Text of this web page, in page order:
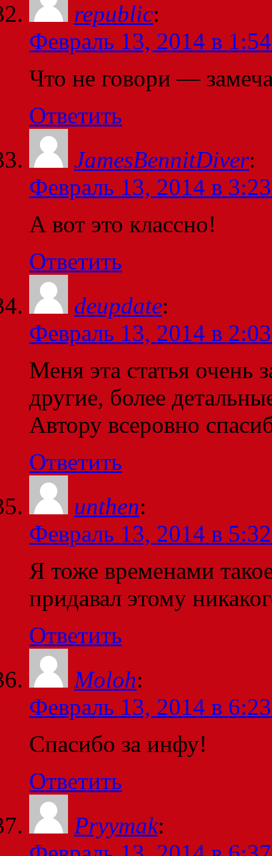
republic:
Февраль 13, 2014 в
Что не говори —
Ответить
JamesBennitDiver:
Февраль 13, 2014 в
А вот это классно!
Ответить
deupdate:
Февраль 13, 2014 в
Меня эта статья очень
другие, более
Автору всеровно
Ответить
unthen:
Февраль 13, 2014 в
Я тоже временами
придавал этому
Ответить
Moloh:
Февраль 13, 2014 в
Спасибо за инфу!
Ответить
Pryymak: